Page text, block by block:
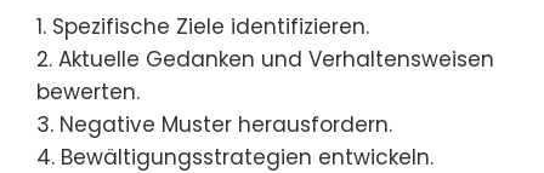
1. Spezifische Ziele identifizieren.
2. Aktuelle Gedanken und Verhaltensweisen
bewerten.
3. Negative Muster herausfordern.
4. Bewältigungsstrategien entwickeln.